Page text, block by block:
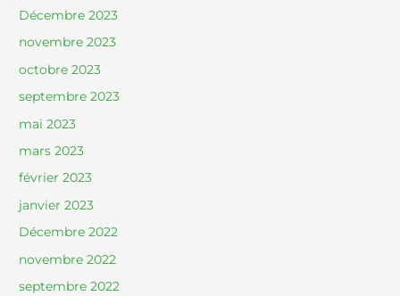
Décembre 2023
novembre 2023
octobre 2023
septembre 2023
mai 2023
mars 2023
février 2023
janvier 2023
Décembre 2022
novembre 2022
septembre 2022